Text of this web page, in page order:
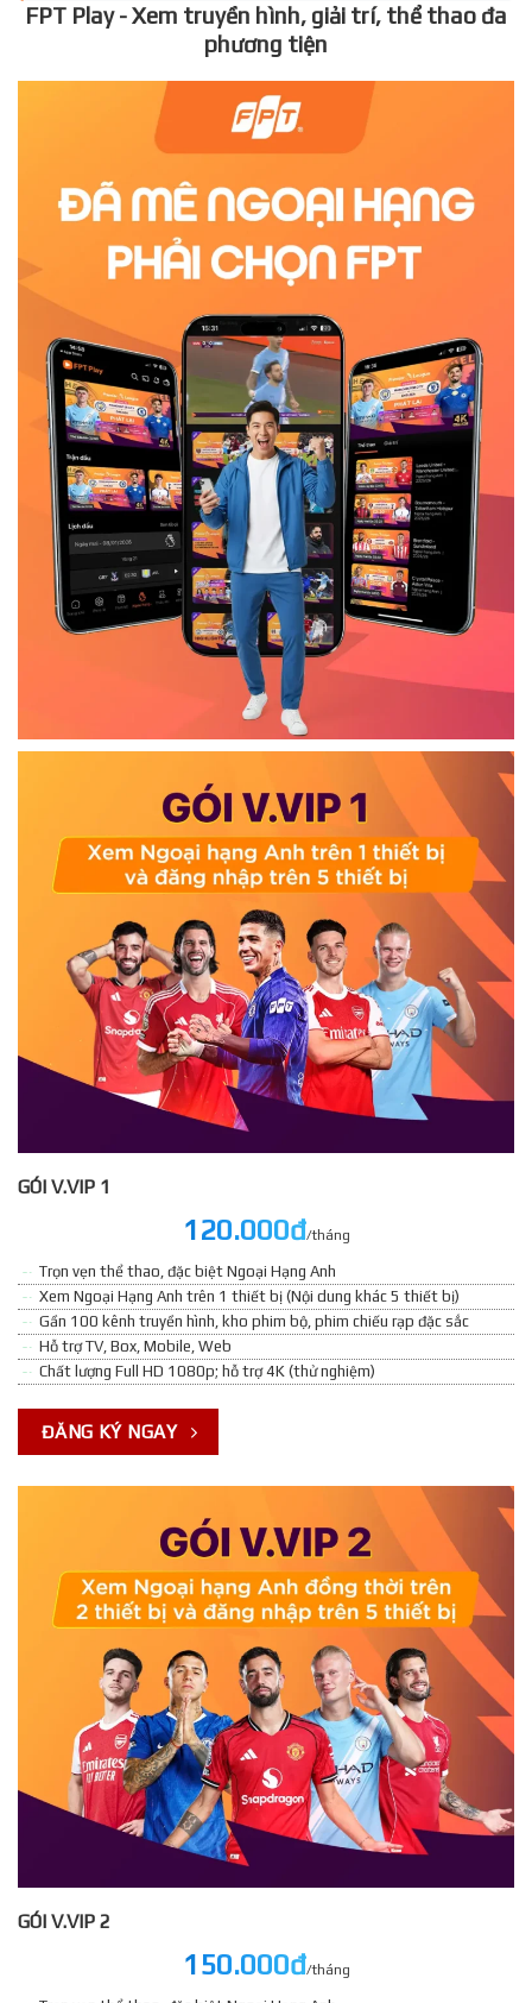
FPT Play - Xem truyền hình, giải trí, thể thao đa
phương tiện
GÓI V.VIP 1
120.000đ/tháng
Trọn vẹn thể thao, đặc biệt Ngoại Hạng Anh
Xem Ngoại Hạng Anh trên 1 thiết bị (Nội dung khác 5 thiết bị)
Gần 100 kênh truyền hình, kho phim bộ, phim chiếu rạp đặc sắc
Hỗ trợ TV, Box, Mobile, Web
Chất lượng Full HD 1080p; hỗ trợ 4K (thử nghiệm)
ĐĂNG KÝ NGAY
GÓI V.VIP 2
150.000đ/tháng